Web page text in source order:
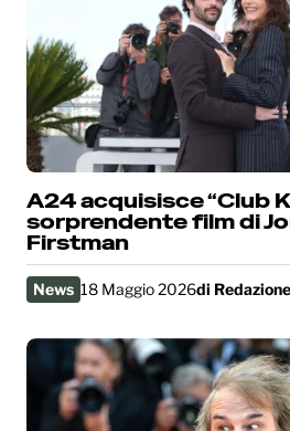
A24 acquisisce “Club
sorprendente film di
Firstman
News 18 Maggio 2026di Redazione